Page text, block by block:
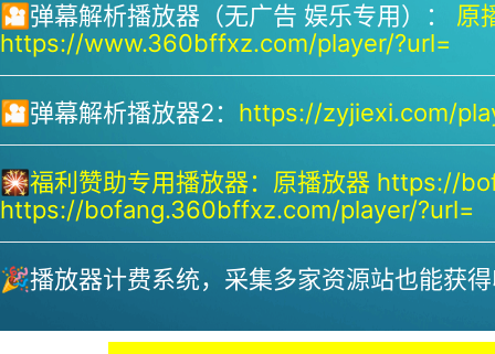
🎦弹幕解析播放器（无广告 娱乐专用）： 原
https://www.360bffxz.com/player/?url=
🎦弹幕解析播放器2： https://zyjiexi.com/
🎇福利赞助专用播放器： 原播放器 https://
https://bofang.360bffxz.com/player/?url=
🎉播放器计费系统，采集多家资源站也能获